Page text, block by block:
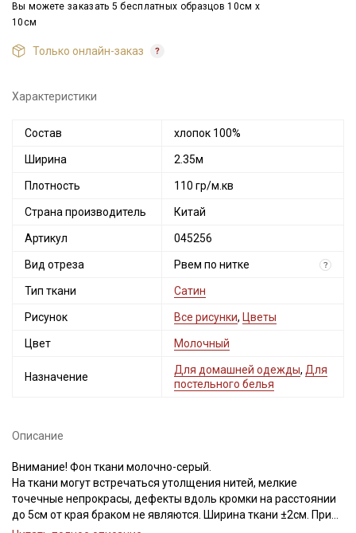
Вы можете заказать 5 бесплатных образцов 10см x
10см
Только онлайн-заказ
Характеристики
Состав хлопок 100%
Ширина 2.35м
Плотность 110 гр/м.кв
Страна производитель Китай
Артикул 045256
Вид отреза Рвем по нитке ?
Тип ткани Сатин
Рисунок Все рисунки, Цветы
Цвет Молочный
Назначение
Для домашней одежды, Для
постельного белья
Описание
Внимание! Фон ткани молочно-серый.
На ткани могут встречаться утолщения нитей, мелкие
точечные непрокрасы, дефекты вдоль кромки на расстоянии
до 5см от края браком не являются. Ширина ткани ±2см. При